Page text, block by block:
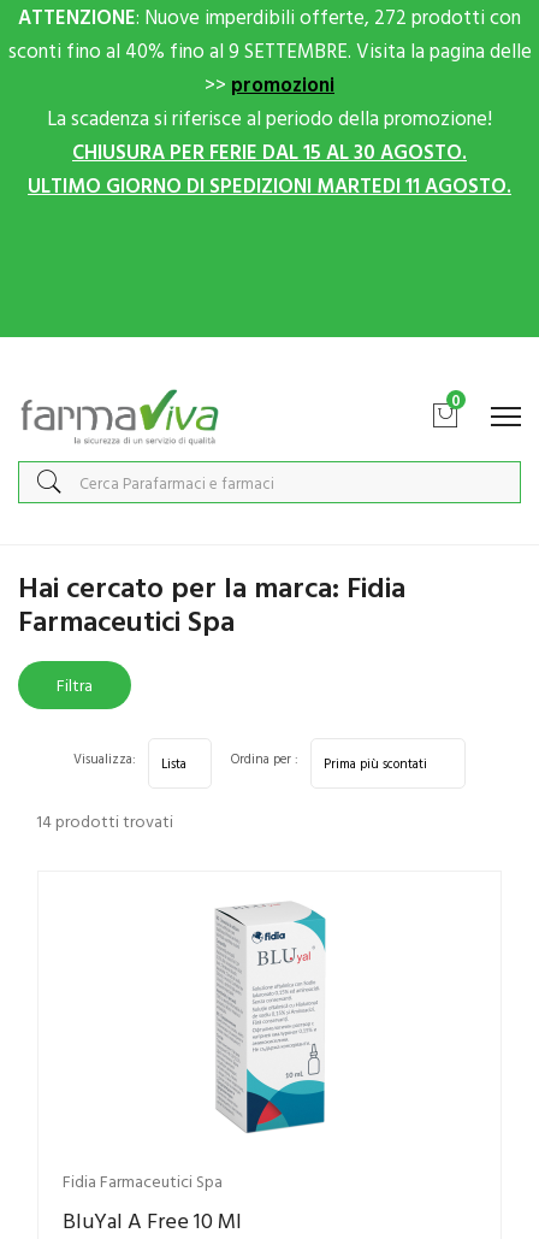
ATTENZIONE: Nuove imperdibili offerte, 272 prodotti con
sconti fino al 40% fino al 9 SETTEMBRE. Visita la pagina delle
>> promozioni
La scadenza si riferisce al periodo della promozione!
CHIUSURA PER FERIE DAL 15 AL 30 AGOSTO.
ULTIMO GIORNO DI SPEDIZIONI MARTEDI 11 AGOSTO.
0
Home Marche parafarmaci Fidia Farmaceutici Spa
Hai cercato per la marca: Fidia
Farmaceutici Spa
Filtra
14 prodotti trovati
Visualizza: Ordina per :
Fidia Farmaceutici Spa
BluYal A Free 10 Ml